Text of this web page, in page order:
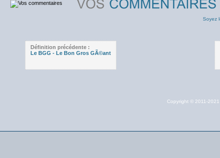
Soyez
Définition précédente :
Le BGG - Le Bon Gros GÃ©ant
Copyright © 2011-